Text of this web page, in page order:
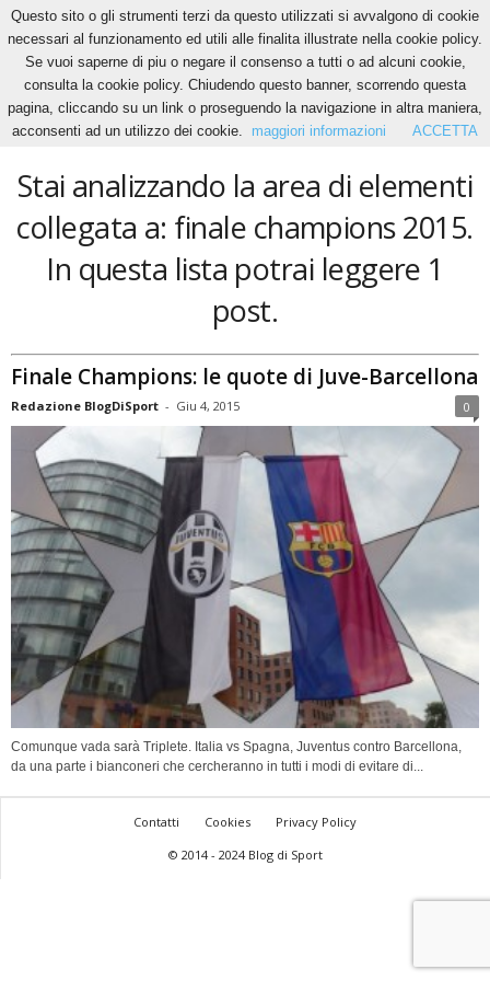
Home Tags Finale champions 2015
finale champions 2015
Stai analizzando la area di elementi
collegata a: finale champions 2015.
In questa lista potrai leggere 1
post.
Finale Champions: le quote di Juve-Barcellona
Redazione BlogDiSport - Giu 4, 2015 0
Comunque vada sarà Triplete. Italia vs Spagna, Juventus contro Barcellona,
da una parte i bianconeri che cercheranno in tutti i modi di evitare di...
Contatti Cookies
Privacy Policy
© 2014 - 2024 Blog di Sport
Questo sito o gli strumenti terzi da questo utilizzati si avvalgono di cookie
necessari al funzionamento ed utili alle finalita illustrate nella cookie policy.
Se vuoi saperne di piu o negare il consenso a tutti o ad alcuni cookie,
consulta la cookie policy. Chiudendo questo banner, scorrendo questa
pagina, cliccando su un link o proseguendo la navigazione in altra maniera,
acconsenti ad un utilizzo dei cookie.
maggiori informazioni ACCETTA